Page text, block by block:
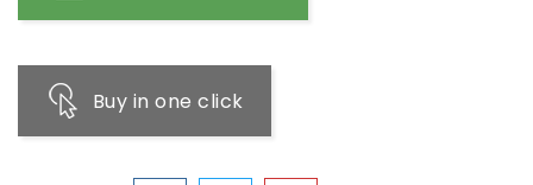
Buy in one click